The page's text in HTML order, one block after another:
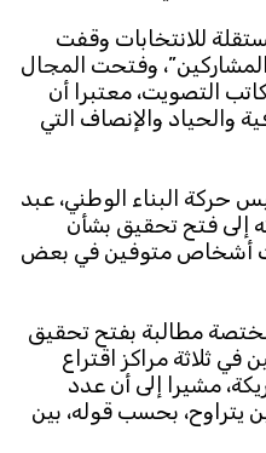
للانتخابات وقفت
وفتحت المجال
التصويت، معتبرا أن
والحياد والإنصاف التي
حركة البناء الوطني، عبد
إلى فتح تحقيق بشأن
أشخاص متوفين في بعض
مطالبة بفتح تحقيق
ثلاثة مراكز اقتراع
مشيرا إلى أن عدد
يتراوح، بحسب قوله، بين